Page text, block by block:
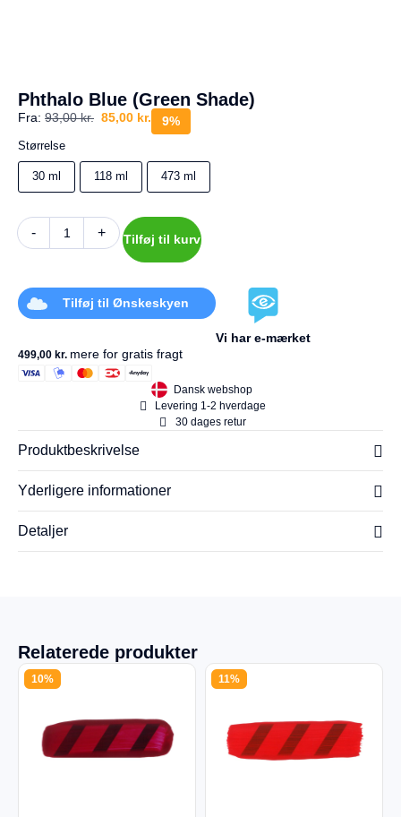
t
u
Din
kurv
tom.
Phthalo Blue (Green Shade)
Fra: 93,00kr. 85,00 kr. 9%
Størrelse
30 ml 118 ml 473 ml
- + Tilføj til kurv
Tilføj til Ønskeskyen
Vi har e-mærket
499,00 kr. mere for gratis fragt
Dansk webshop
Levering 1-2 hverdage
30 dages retur
Produktbeskrivelse
Yderligere informationer
Detaljer
Relaterede produkter
10% 11%